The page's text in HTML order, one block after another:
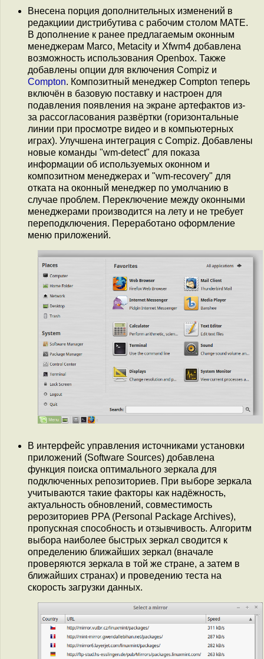
Внесена порция дополнительных изменений в
редакциии дистрибутива с рабочим столом MATE.
В дополнение к ранее предлагаемым оконным
менеджерам Marco, Metacity и Xfwm4 добавлена
возможность использования Openbox. Также
добавлены опции для включения Compiz и
Compton. Композитный менеджер Compton теперь
включён в базовую поставку и настроен для
подавления появления на экране артефактов из-
за рассогласования развёртки (горизонтальные
линии при просмотре видео и в компьютерных
играх). Улучшена интеграция с Compiz. Добавлены
новые команды "wm-detect" для показа
информации об используемых оконном и
композитном менеджерах и "wm-recovery" для
отката на оконный менеджер по умолчанию в
случае проблем. Переключение между оконными
менеджерами производится на лету и не требует
переподключения. Переработано оформление
меню приложений.
В интерфейс управления источниками установки
приложений (Software Sources) добавлена
функция поиска оптимального зеркала для
подключенных репозиториев. При выборе зеркала
учитываются такие факторы как надёжность,
актуальность обновлений, совместимость
рерозиториев PPA (Personal Package Archives),
пропускная способность и отзывчивость. Алгоритм
выбора наиболее быстрых зеркал сводится к
определению ближайших зеркал (вначале
проверяются зеркала в той же стране, а затем в
ближайших странах) и проведению теста на
скорость загрузки данных.